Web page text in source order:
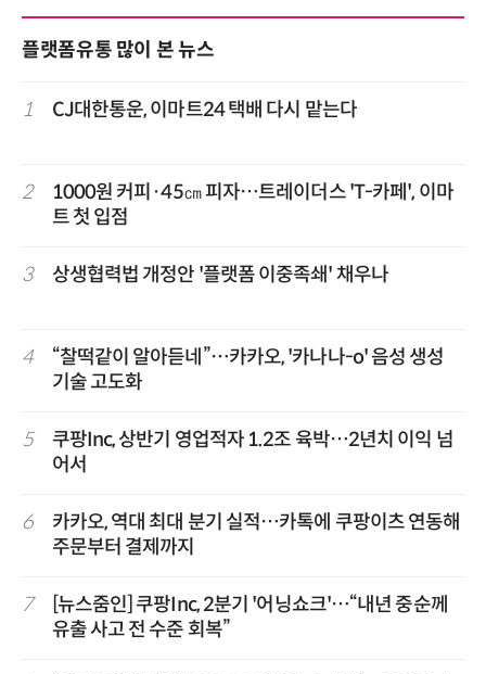
플랫폼유통 많이 본 뉴스
1 CJ대한통운, 이마트24 택배 다시 맡는다
2
1000원 커피·45㎝ 피자…트레이더스 'T-카페', 이마
트 첫 입점
3 상생협력법 개정안 '플랫폼 이중족쇄' 채우나
4
“찰떡같이 알아듣네”…카카오, '카나나-o' 음성 생성
기술 고도화
5
쿠팡Inc, 상반기 영업적자 1.2조 육박…2년치 이익 넘
어서
6
카카오, 역대 최대 분기 실적…카톡에 쿠팡이츠 연동해
주문부터 결제까지
7
[뉴스줌인] 쿠팡Inc, 2분기 '어닝쇼크'…“내년 중순께
유출 사고 전 수준 회복”